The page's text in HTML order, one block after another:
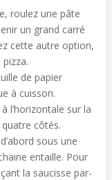
roulez une pâte
un grand carré
cette autre option,
de papier
à cuisson.
l’horizontale sur la
côtés.
sous une
entaille. Pour
la saucisse par-